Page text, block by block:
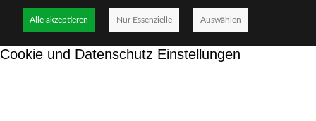
Alle akzeptieren Nur Essenzielle Auswählen
Cookie und Datenschutz Einstellungen